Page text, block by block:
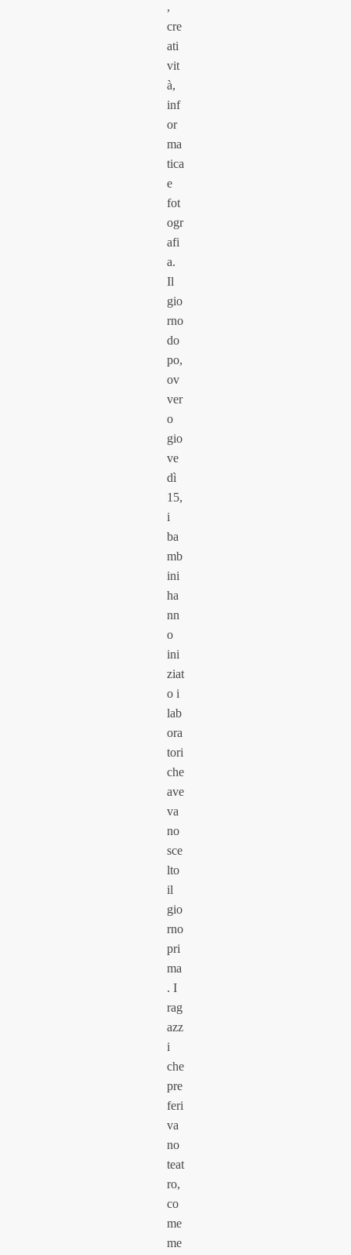
,
cre
ati
vit
à,
inf
or
ma
tica
e
fot
ogr
afi
a.
Il
gio
rno
do
po,
ov
ver
o
gio
ve
dì
15,
i
ba
mb
ini
ha
nn
o
ini
ziat
o i
lab
ora
tori
che
ave
va
no
sce
lto
il
gio
rno
pri
ma
. I
rag
azz
i
che
pre
feri
va
no
teat
ro,
co
me
me